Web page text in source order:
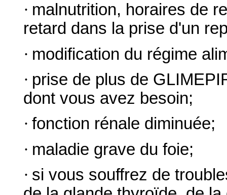
· malnutrition, horaires de
retard dans la prise d'un
· modification du régime
· prise de plus de
dont vous avez besoin;
· fonction rénale diminuée;
· maladie grave du foie;
· si vous souffrez de